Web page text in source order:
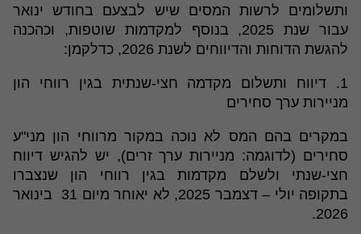
ותשלומים לרשות המסים שיש לבצעם בחודש ינואר
עבור שנת 2025, בנוסף למקדמות שוטפות, וכהכנה
להגשת הדוחות והדיווחים לשנת 2026, כדלקמן:
1. דיווח ותשלום מקדמה חצי-שנתית בגין רווחי הון
מניירות ערך סחירים
במקרים בהם המס לא נוכה במקור מרווחי הון מני"ע
סחירים (לדוגמה: מניירות ערך זרים), יש להגיש דיווח
חצי-שנתי ולשלם מקדמות בגין רווחי הון שנצברו
בתקופה יולי – דצמבר 2025, לא יאוחר מיום 31 בינואר
2026.